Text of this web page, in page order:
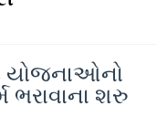
યોજનાઓનો
ભરાવાના શરુ